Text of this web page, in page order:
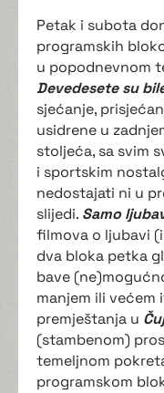
Petak i subota
programskih
u popodnevnom
Devedesete su
sjećanje,
usidrene u
stoljeća, sa svim
i sportskim
nedostajati ni u
slijedi. Samo
filmova o ljubavi
dva bloka petka
bave
manjem ili
premještanja u
(stambenom)
temeljnom
programskom